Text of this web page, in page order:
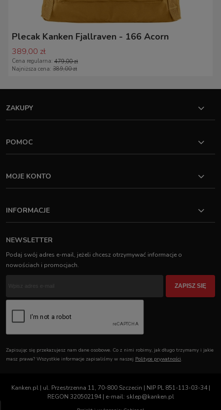
Plecak Kanken Fjallraven - 166 Acorn
389,00 zł
Cena regularna: 479,00 zł
Najniższa cena: 389,00 zł
ZAKUPY
POMOC
MOJE KONTO
INFORMACJE
NEWSLETTER
Podaj swój adres e-mail, jeżeli chcesz otrzymywać informacje o
nowościach i promocjach.
ZAPISZ SIĘ
Zapisując się przekazujesz nam dane osobowe. Co z nimi robimy, jak długo trzymamy i jakie
masz prawa? Wszystkie informacje zapisaliśmy w naszej Polityce prywatności.
Kanken.pl | ul. Przestrzenna 11, 70-800 Szczecin | NIP PL 851-113-03-34 |
REGON 320502194 | e-mail: sklep@kanken.pl